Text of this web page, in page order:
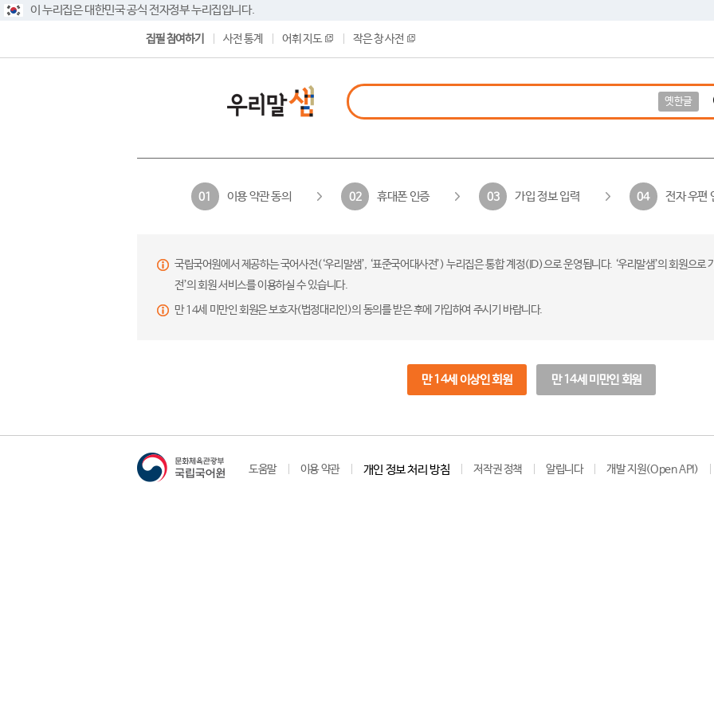
이 누리집은 대한민국 공식 전자정부 누리집입니다.
집필 참여하기 사전 통계 어휘 지도 작은 창 사전
옛한글
01 이용 약관 동의 02 휴대폰 인증 03 가입 정보 입력 04 전자 우편
국립국어원에서 제공하는 국어사전(‘우리말샘’, ‘표준국어대사전’) 누리집은 통합 계정(ID)으로 운영됩니다. ‘우리말샘’의 회원으
전’의 회원 서비스를 이용하실 수 있습니다.
만 14세 미만인 회원은 보호자(법정대리인)의 동의를 받은 후에 가입하여 주시기 바랍니다.
만 14세 이상인 회원 만 14세 미만인 회원
도움말 이용 약관 개인 정보 처리 방침 저작권 정책 알립니다 개발 지원(Open API)